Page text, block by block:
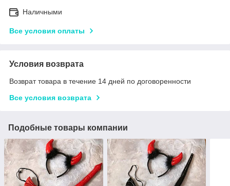
Наличными
Все условия оплаты
Условия возврата
Возврат товара в течение 14 дней по договоренности
Все условия возврата
Подобные товары компании